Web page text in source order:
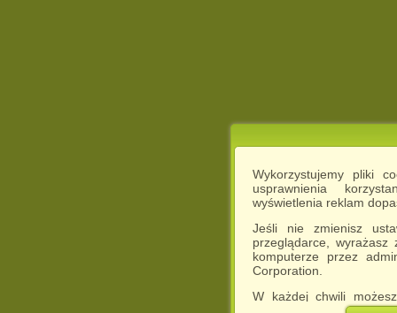
Wykorzystujemy pliki
usprawnienia
wyświetlenia reklam
Jeśli nie zmienisz
przeglądarce,
komputerze przez
Corporation.
W każdej chwili